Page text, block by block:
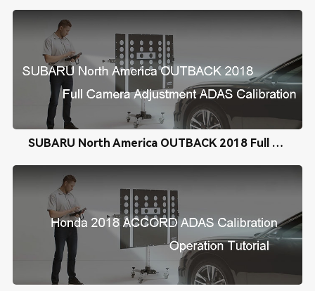
SUBARU North America OUTBACK 2018 Full Camera Adjustment ADAS Calibration